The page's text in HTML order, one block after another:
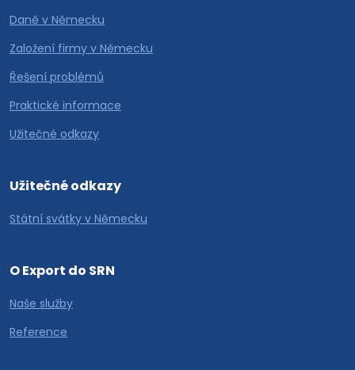
Daně v Německu
Založení firmy v Německu
Řešení problémů
Praktické informace
Užitečné odkazy
Užitečné odkazy
Státní svátky v Německu
O Export do SRN
Naše služby
Reference